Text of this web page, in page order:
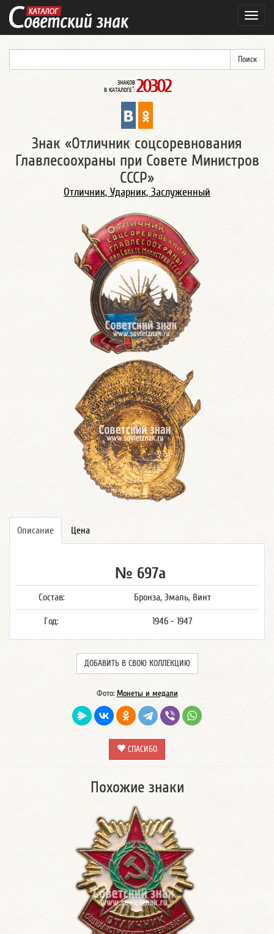
ЗНАКОВ
В КАТАЛОГЕ*: 20302
Знак «Отличник соцсоревнования
Главлесоохраны при Совете Министров
СССР»
Отличник, Ударник, Заслуженный
Описание Цена
№ 697а
Состав: Бронза, Эмаль, Винт
Год: 1946 - 1947
ДОБАВИТЬ В СВОЮ КОЛЛЕКЦИЮ
Фото: Монеты и медали
СПАСИБО
Похожие знаки